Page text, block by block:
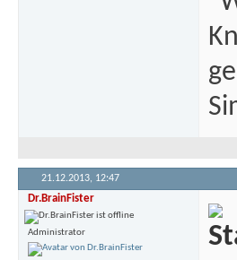
21.12.2013, 12:47
Dr.BrainFister
Administrator